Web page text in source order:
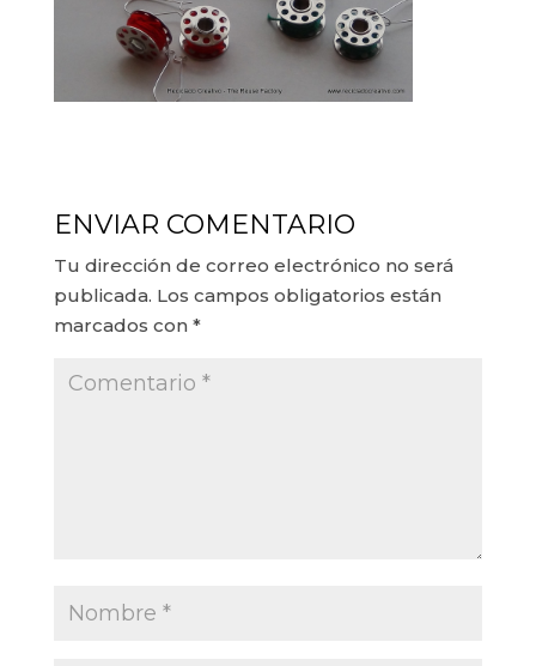
ENVIAR COMENTARIO
Tu dirección de correo electrónico no será
publicada. Los campos obligatorios están
marcados con *